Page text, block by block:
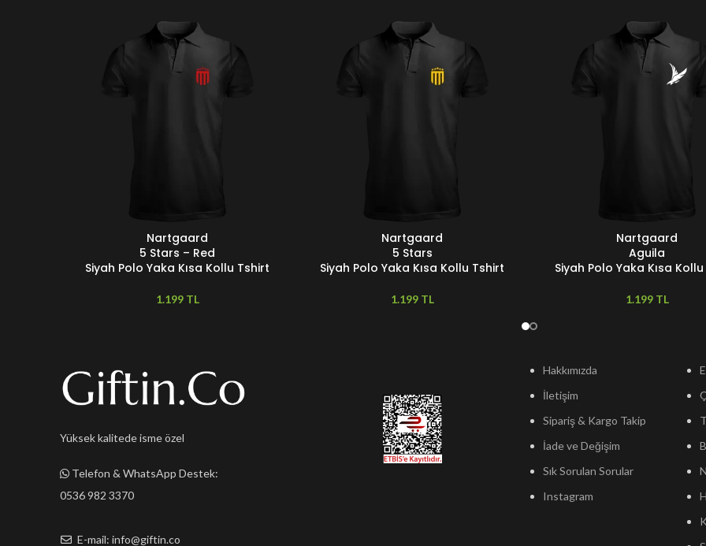
Nartgaard
5 Stars – Red
Siyah Polo Yaka Kısa Kollu Tshirt
TL
Nartgaard
5 Stars
Siyah Polo Yaka Kısa Kollu Tshirt
TL
Nartgaard
Aguila
Siyah Polo Yaka Kısa
TL
Yüksek kalitede isme özel
Telefon & WhatsApp Destek:
0536 982 3370
E-mail: info@giftin.co
Hakkımızda
İletişim
Sipariş & Kargo Takip
İade ve Değişim
Sık Sorulan Sorular
Instagram